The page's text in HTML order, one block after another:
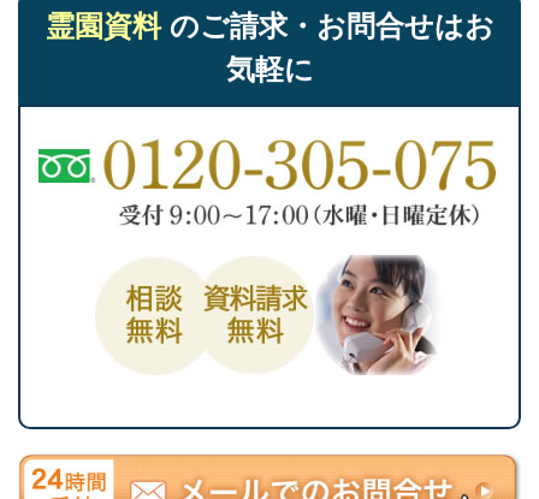
霊園資料のご請求・お問合せはお
気軽に